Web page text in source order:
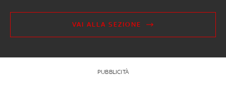
VAI ALLA SEZIONE
PUBBLICITÀ